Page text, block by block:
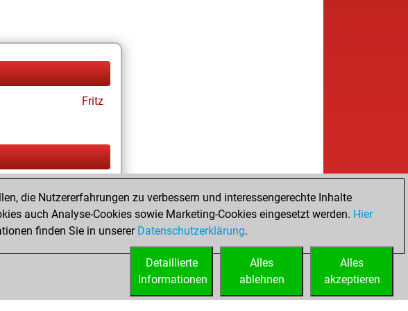
Fritz
die Nutzererfahrungen zu verbessern und interessengerechte Inhalte
auch Analyse-Cookies sowie Marketing-Cookies eingesetzt werden. Hier
finden Sie in unserer Datenschutzerklärung.
Alles
akzeptieren
Alles
ablehnen
Detaillierte
Informationen